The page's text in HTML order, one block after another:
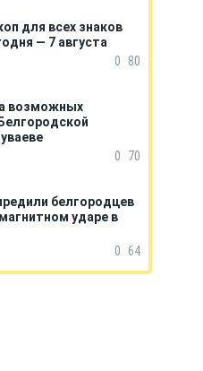
для всех знаков
— 7 августа
0
80
возможных
0
70
белгородцев
ударе в
0 64